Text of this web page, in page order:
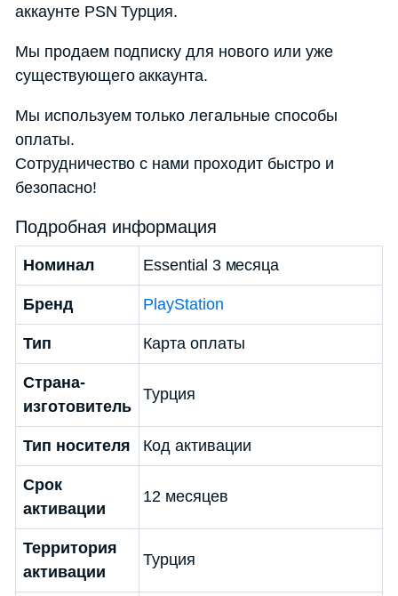
аккаунте PSN Турция.
Мы продаем подписку для нового или уже
существующего аккаунта.
Мы используем только легальные способы
оплаты.
Сотрудничество с нами проходит быстро и
безопасно!
Подробная информация
Номинал Essential 3 месяца
Бренд PlayStation
Тип Карта оплаты
Страна-
изготовитель
Турция
Тип носителя Код активации
Срок
активации
12 месяцев
Территория
активации
Турция